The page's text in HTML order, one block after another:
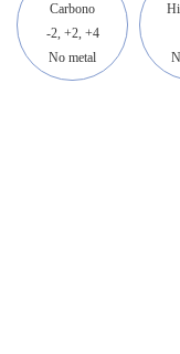
Carbono
-2, +2, +4
No metal